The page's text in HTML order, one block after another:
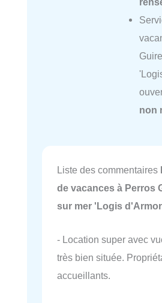
non
Liste des commentaires
de vacances à Perros
sur mer 'Logis
- Location super avec
très bien située.
accueillants.